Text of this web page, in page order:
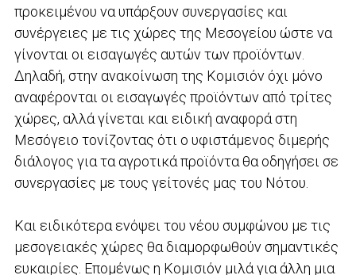
προκειμένου να υπάρξουν συνεργασίες και
συνέργειες με τις χώρες της Μεσογείου ώστε να
γίνονται οι εισαγωγές αυτών των προϊόντων.
Δηλαδή, στην ανακοίνωση της Κομισιόν όχι μόνο
αναφέρονται οι εισαγωγές προϊόντων από τρίτες
χώρες, αλλά γίνεται και ειδική αναφορά στη
Μεσόγειο τονίζοντας ότι ο υφιστάμενος διμερής
διάλογος για τα αγροτικά προϊόντα θα οδηγήσει σε
συνεργασίες με τους γείτονές μας του Νότου.
Και ειδικότερα ενόψει του νέου συμφώνου με τις
μεσογειακές χώρες θα διαμορφωθούν σημαντικές
ευκαιρίες. Επομένως η Κομισιόν μιλά για άλλη μια